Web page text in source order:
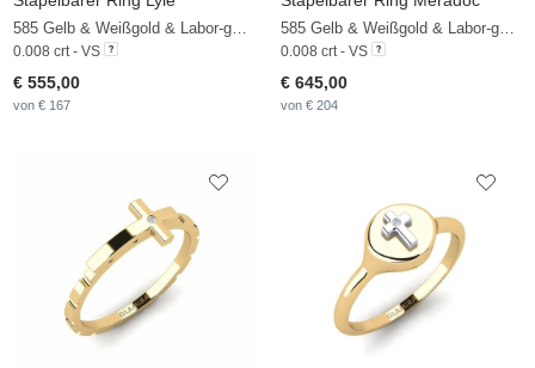
585 Gelb & Weißgold & Labor-gezüchteter Diamant
0.008 crt - VS
€ 555,00
von € 167
585 Gelb & Weißgold & Labor-gezüchteter Diamant
0.008 crt - VS
€ 645,00
von € 204